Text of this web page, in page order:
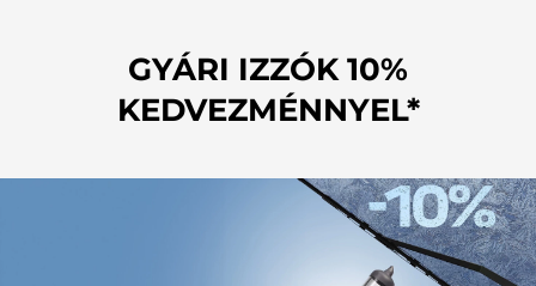
GYÁRI IZZÓK 10%
KEDVEZMÉNNYEL*